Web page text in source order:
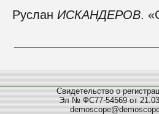
Руслан ИСКАНДЕРОВ.
Свидетельство о
Эл № ФС77-54569 от